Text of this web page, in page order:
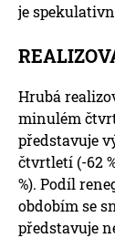
je
Hrubá
minulém
představuje
čtvrtletí (-62
%). Podíl
obdobím se
představuje